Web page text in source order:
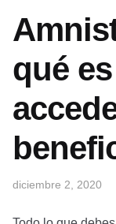
qué
diciembre 2, 2020